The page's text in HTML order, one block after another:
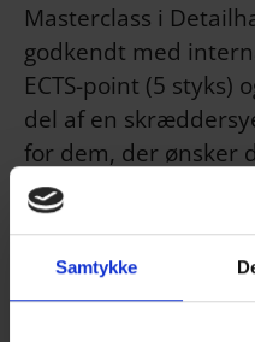
Samtykke
Masterclass i
godkendt med
ECTS-point (5 styks)
del af en
for dem, der ønsker
Uddannelsen vil
til at konkurrere
salget af relevante